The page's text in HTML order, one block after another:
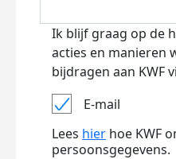
Ik blijf graag op de
acties en manieren
bijdragen aan KWF
E-mail
Lees hier hoe KWF
persoonsgegevens.